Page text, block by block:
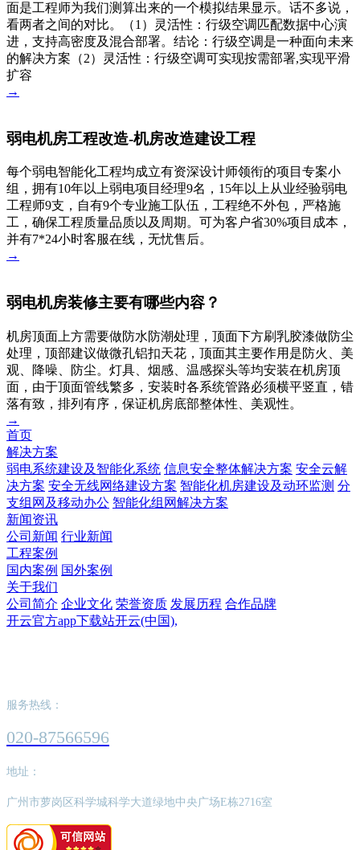
面是工程师为我们测算出来的一个模拟结果显示。话不多说，
看两者之间的对比。（1）灵活性：行级空调匹配数据中心演
进，支持高密度及混合部署。结论：行级空调是一种面向未来
的解决方案（2）灵活性：行级空调可实现按需部署,实现平滑
扩容
→
弱电机房工程改造-机房改造建设工程
每个弱电智能化工程均成立有资深设计师领衔的项目专案小
组，拥有10年以上弱电项目经理9名，15年以上从业经验弱电
工程师9支，自有9个专业施工队伍，工程绝不外包，严格施
工，确保工程质量品质以及周期。可为客户省30%项目成本，
并有7*24小时客服在线，无忧售后。
→
弱电机房装修主要有哪些内容？
机房顶面上方需要做防水防潮处理，顶面下方刷乳胶漆做防尘
处理，顶部建议做微孔铝扣天花，顶面其主要作用是防火、美
观、降噪、防尘。灯具、烟感、温感探头等均安装在机房顶
面，由于顶面管线繁多，安装时各系统管路必须横平竖直，错
落有致，排列有序，保证机房底部整体性、美观性。
→
首页
解决方案
弱电系统建设及智能化系统 信息安全整体解决方案 安全云解
决方案 安全无线网络建设方案 智能化机房建设及动环监测 分
支组网及移动办公 智能化组网解决方案
新闻资讯
公司新闻 行业新闻
工程案例
国内案例 国外案例
关于我们
公司简介 企业文化 荣誉资质 发展历程 合作品牌
开云官方app下载站开云(中国),
服务热线：
020-87566596
地址：
广州市萝岗区科学城科学大道绿地中央广场E栋2716室